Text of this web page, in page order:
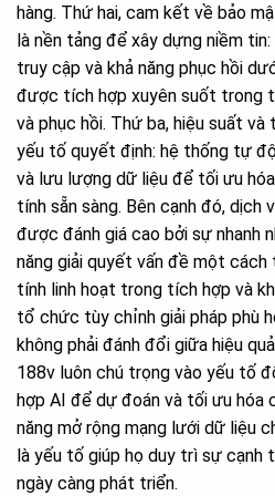
hàng. Thứ hai, cam kết về bảo
là nền tảng để xây dựng niềm
truy cập và khả năng phục hồi
được tích hợp xuyên suốt trong
và phục hồi. Thứ ba, hiệu suất
yếu tố quyết định: hệ thống tự
và lưu lượng dữ liệu để tối ưu
tính sẵn sàng. Bên cạnh đó, dịch
được đánh giá cao bởi sự nhanh
năng giải quyết vấn đề một cách
tính linh hoạt trong tích hợp và
tổ chức tùy chỉnh giải pháp phù
không phải đánh đổi giữa hiệu
188v luôn chú trọng vào yếu tố
hợp AI để dự đoán và tối ưu hóa
năng mở rộng mạng lưới dữ liệu
là yếu tố giúp họ duy trì sự cạnh
ngày càng phát triển.